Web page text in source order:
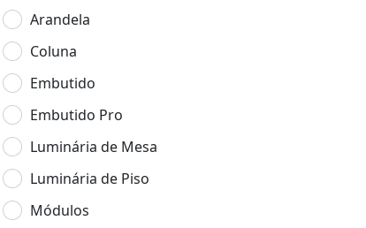
Arandela
Coluna
Embutido
Embutido Pro
Luminária de Mesa
Luminária de Piso
Módulos